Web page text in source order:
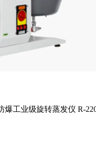
工业级旋转蒸发仪 R-